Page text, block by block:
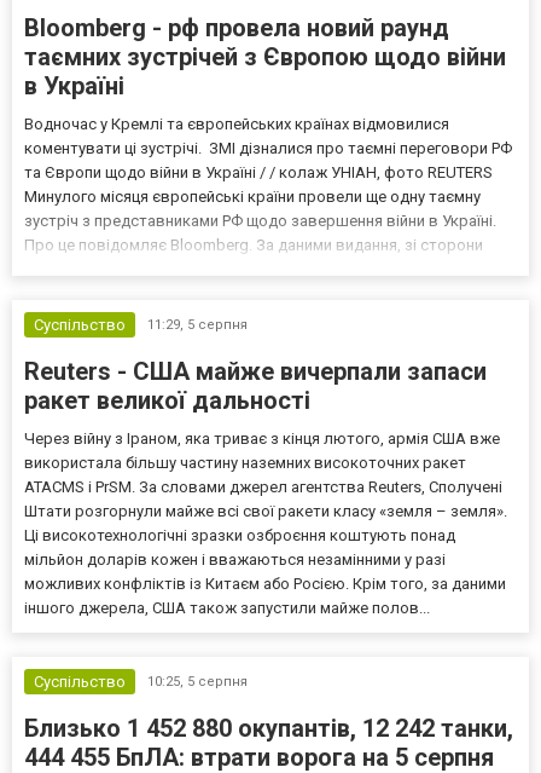
Bloomberg - рф провела новий раунд
таємних зустрічей з Європою щодо війни
в Україні
Водночас у Кремлі та європейських країнах відмовилися
коментувати ці зустрічі. ЗМІ дізналися про таємні переговори РФ
та Європи щодо війни в Україні / / колаж УНІАН, фото REUTERS
Минулого місяця європейські країни провели ще одну таємну
зустріч з представниками РФ щодо завершення війни в Україні.
Про це повідомляє Bloomberg. За даними видання, зі сторони
Суспільство
11:29, 5 серпня
Reuters - США майже вичерпали запаси
ракет великої дальності
Через війну з Іраном, яка триває з кінця лютого, армія США вже
використала більшу частину наземних високоточних ракет
ATACMS і PrSM. За словами джерел агентства Reuters, Сполучені
Штати розгорнули майже всі свої ракети класу «земля – земля».
Ці високотехнологічні зразки озброєння коштують понад
мільйон доларів кожен і вважаються незамінними у разі
можливих конфліктів із Китаєм або Росією. Крім того, за даними
іншого джерела, США також запустили майже полов...
Суспільство 10:25, 5 серпня
Близько 1 452 880 окупантів, 12 242 танки,
444 455 БпЛА: втрати ворога на 5 серпня